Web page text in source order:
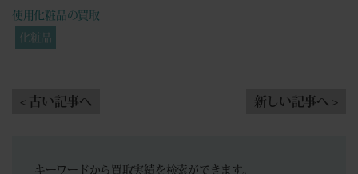
使用化粧品の買取
化粧品
< 古い記事へ 新しい記事へ >
キーワードから買取実績を検索ができます。